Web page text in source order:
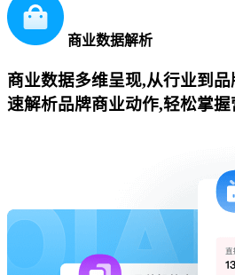
商业数据解析
商业数据多维呈现,从行业到
速解析品牌商业动作,轻松掌握